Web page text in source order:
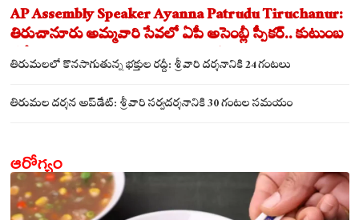
AP Assembly Speaker Ayanna Patrudu Tiruchanur:
తిరుచానూరు అమ్మవారి సేవలో ఏపీ అసెంబ్లీ స్పీకర్.. కుటుంబ
సమేతంగా దర్శించుకున్న అయ్యన్నపాత్రుడు!
తిరుమలలో కొనసాగుతున్న భక్తుల రద్దీ: శ్రీవారి దర్శనానికి 24 గంటలు
తిరుమల దర్శన అప్‌డేట్: శ్రీవారి సర్వదర్శనానికి 30 గంటల సమయం
ఆరోగ్యం